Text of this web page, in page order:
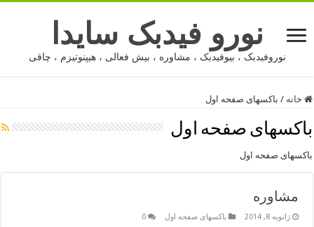
نورو فیدبک سایدا
نوروفیدبک ، بیوفیدبک ، مشاوره ، بیش فعالی ، هیپنوتیزم ، چاقی
خانه / باکسهای صفحه اول
باکسهای صفحه اول
باکسهای صفحه اول
مشاوره
ژانویه 8, 2014 باکسهای صفحه اول 0